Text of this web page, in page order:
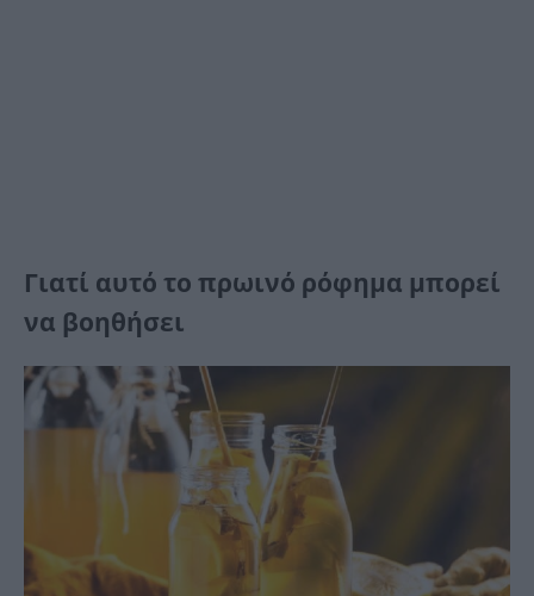
Γιατί αυτό το πρωινό ρόφημα μπορεί
να βοηθήσει